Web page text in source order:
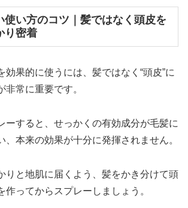
使い方のコツ｜髪ではなく頭皮を
り密着
効果的に使うには、髪ではなく“頭皮”に
非常に重要です。
ーすると、せっかくの有効成分が毛髪に
、本来の効果が十分に発揮されません。
りと地肌に届くよう、髪をかき分けて頭
作ってからスプレーしましょう。